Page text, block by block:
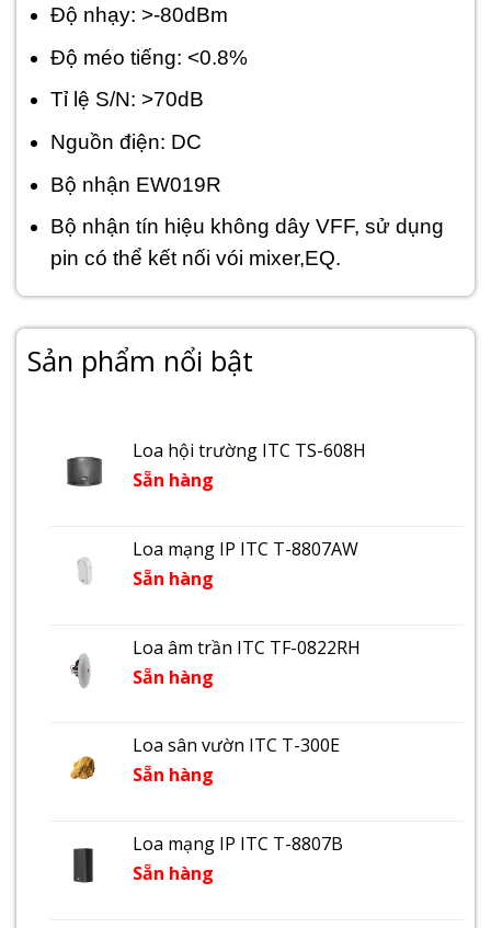
Độ nhạy: >-80dBm
Độ méo tiếng: <0.8%
Tỉ lệ S/N: >70dB
Nguồn điện: DC
Bộ nhận EW019R
Bộ nhận tín hiệu không dây VFF, sử dụng
pin có thể kết nối vói mixer,EQ.
Sản phẩm nổi bật
Loa hội trường ITC TS-608H
Sẵn hàng
Loa mạng IP ITC T-8807AW
Sẵn hàng
Loa âm trần ITC TF-0822RH
Sẵn hàng
Loa sân vườn ITC T-300E
Sẵn hàng
Loa mạng IP ITC T-8807B
Sẵn hàng